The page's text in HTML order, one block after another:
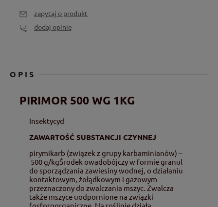
zapytaj o produkt
dodaj opinię
OPIS
PIRIMOR 500 WG 1KG
Insektycyd
ZAWARTOŚĆ SUBSTANCJI CZYNNEJ
pirymikarb (związek z grupy karbaminianów) –
500 g/kgŚrodek owadobójczy w formie granul
do sporządzania zawiesiny wodnej, o działaniu
kontaktowym, żołądkowym i gazowym
przeznaczony do zwalczania mszyc. Zwalcza
także mszyce uodpornione na związki